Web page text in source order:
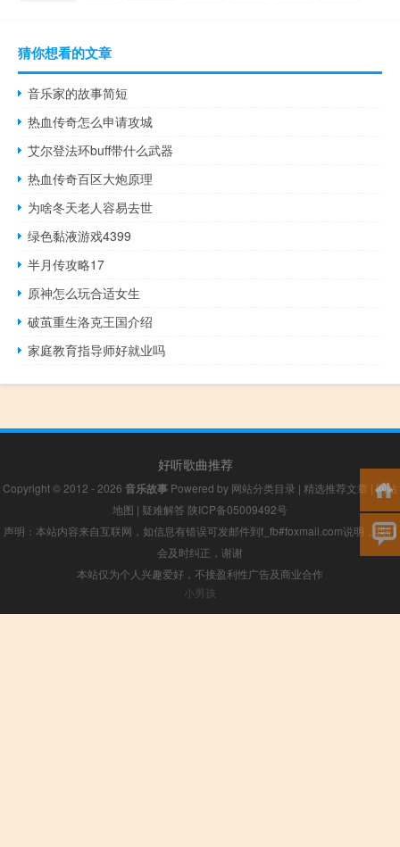
猜你想看的文章
音乐家的故事简短
热血传奇怎么申请攻城
艾尔登法环buff带什么武器
热血传奇百区大炮原理
为啥冬天老人容易去世
绿色黏液游戏4399
半月传攻略17
原神怎么玩合适女生
破茧重生洛克王国介绍
家庭教育指导师好就业吗
好听歌曲推荐
Copyright © 2012 - 2026 音乐故事 Powered by 网站分类目录 | 精选推荐文章 |网站
地图 | 疑难解答 陕ICP备05009492号
声明：本站内容来自互联网，如信息有错误可发邮件到f_fb#foxmail.com说明，我们
会及时纠正，谢谢
本站仅为个人兴趣爱好，不接盈利性广告及商业合作
小男孩